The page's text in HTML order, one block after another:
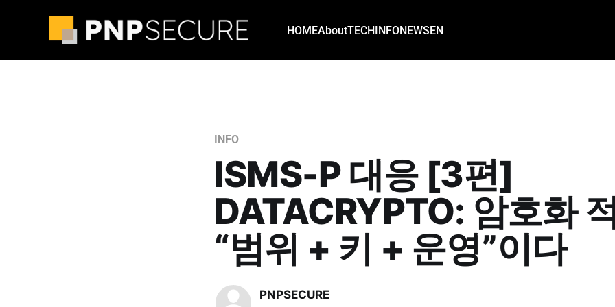
HOMEAboutTECHINFONEWSEN
INFO
ISMS-P 대응 [3편]
DATACRYPTO: 암호화
“범위 + 키 + 운영”이다
PNPSECURE